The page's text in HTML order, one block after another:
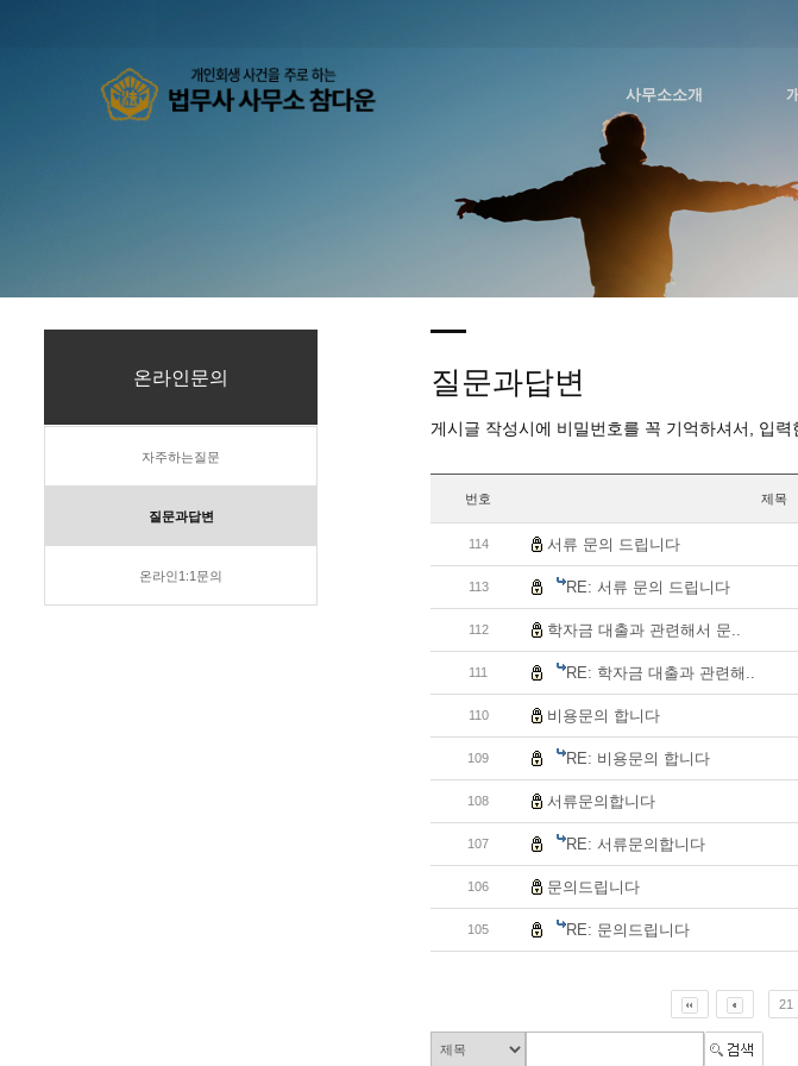
사무소소개
온라인문의
자주하는질문
질문과답변
온라인1:1문의
질문과답변
게시글 작성시에 비밀번호를 꼭 기억하셔서, 입
번호 제목
114 서류 문의 드립니다
113 RE: 서류 문의 드립니다
112 학자금 대출과 관련해서 문..
111 RE: 학자금 대출과 관련해..
110 비용문의 합니다
109 RE: 비용문의 합니다
108 서류문의합니다
107 RE: 서류문의합니다
106 문의드립니다
105 RE: 문의드립니다
21